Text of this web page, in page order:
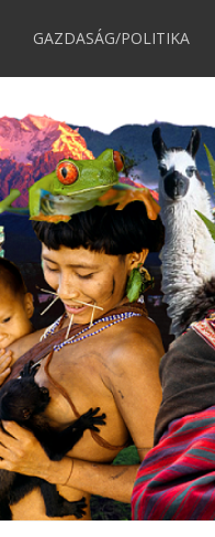
GAZDASÁG/POLITIKA